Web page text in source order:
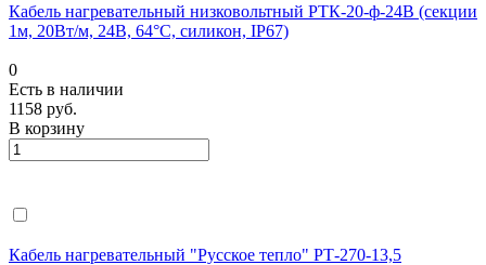
Кабель нагревательный низковольтный РТК-20-ф-24В (секции
1м, 20Вт/м, 24В, 64°С, силикон, IP67)
0
Есть в наличии
1158 руб.
В корзину
Кабель нагревательный "Русское тепло" РТ-270-13,5